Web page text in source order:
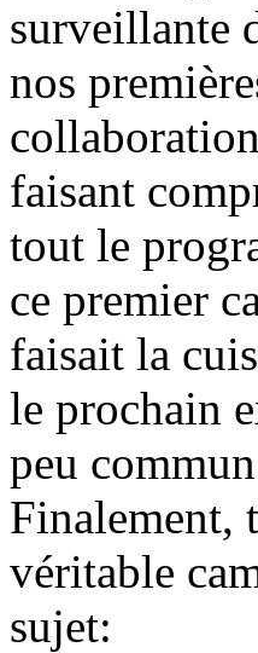
surveillante
nos
faisant
tout le
ce premier
faisait la
le prochain
peu
Finalement,
véritable
sujet: